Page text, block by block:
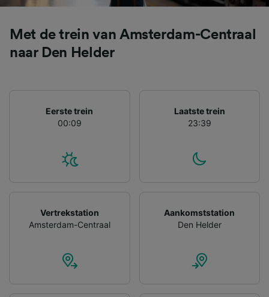
Met de trein van Amsterdam-Centraal
naar Den Helder
Eerste trein
00:09
Laatste trein
23:39
Vertrekstation
Amsterdam-Centraal
Aankomststation
Den Helder
gevraagd om je niet te volgen.
Wij en onze partners verwerken gegevens
voor de volgende doeleinden:
Precieze geolocatiegegevens gebruiken. De
opslaan en/of openen. Gepersonaliseerde
contentmetingen, doelgroepenonderzoek en
ontwikkeling van diensten.
Partnerlijst (derden)